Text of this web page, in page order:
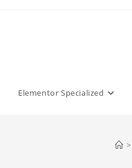
Elementor Specialized
>